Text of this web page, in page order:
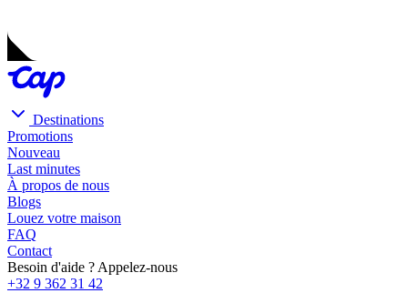
Destinations
Promotions
Nouveau
Last minutes
À propos de nous
Blogs
Louez votre maison
FAQ
Contact
Besoin d'aide ? Appelez-nous
+32 9 362 31 42